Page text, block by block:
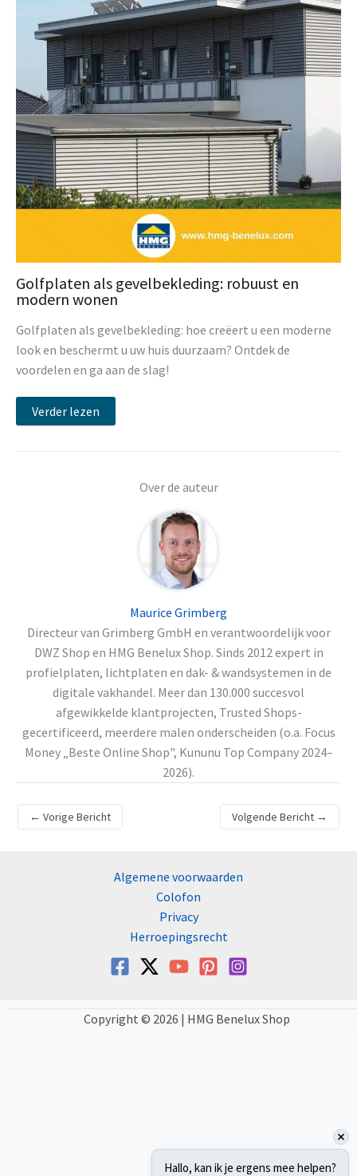
Golfplaten als gevelbekleding: robuust en
modern wonen
Golfplaten als gevelbekleding: hoe creëert u een moderne
look en beschermt u uw huis duurzaam? Ontdek de
voordelen en ga aan de slag!
Verder lezen
Over de auteur
Maurice Grimberg
Directeur van Grimberg GmbH en verantwoordelijk voor
DWZ Shop en HMG Benelux Shop. Sinds 2012 expert in
profielplaten, lichtplaten en dak- & wandsystemen in de
digitale vakhandel. Meer dan 130.000 succesvol
afgewikkelde klantprojecten, Trusted Shops-
gecertificeerd, meerdere malen onderscheiden (o.a. Focus
Money „Beste Online Shop", Kununu Top Company 2024–
2026).
← Vorige Bericht Volgende Bericht →
Algemene voorwaarden
Colofon
Privacy
Herroepingsrecht
Copyright © 2026 | HMG Benelux Shop
Hallo, kan ik je ergens mee helpen?